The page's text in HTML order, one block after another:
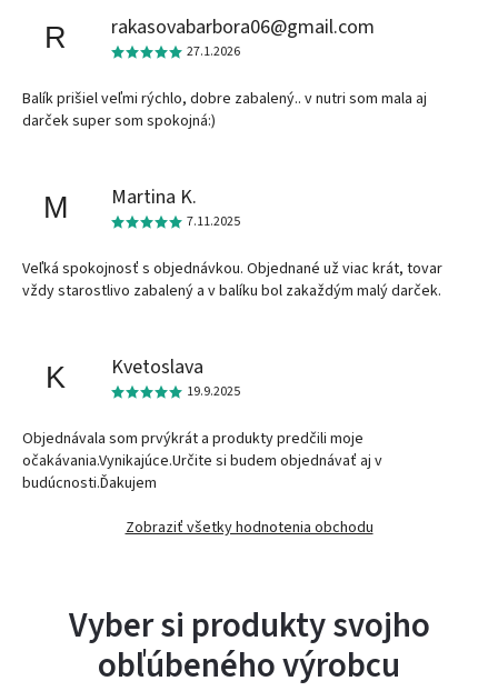
R rakasovabarbora06@gmail.com
27.1.2026
Balík prišiel veľmi rýchlo, dobre zabalený.. v nutri som mala aj
darček super som spokojná:)
M Martina K.
7.11.2025
Veľká spokojnosť s objednávkou. Objednané už viac krát, tovar
vždy starostlivo zabalený a v balíku bol zakaždým malý darček.
K Kvetoslava
19.9.2025
Objednávala som prvýkrát a produkty predčili moje
očakávania.Vynikajúce.Určite si budem objednávať aj v
budúcnosti.Ďakujem
Zobraziť všetky hodnotenia obchodu
Vyber si produkty svojho
obľúbeného výrobcu